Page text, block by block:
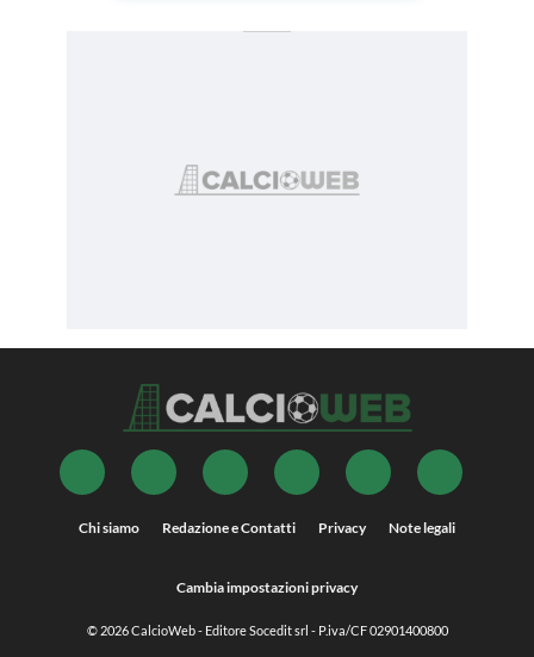
Chi siamo Redazione e Contatti Privacy Note legali
Cambia impostazioni privacy
© 2026CalcioWeb- Editore Socedit srl - P.iva/CF 02901400800